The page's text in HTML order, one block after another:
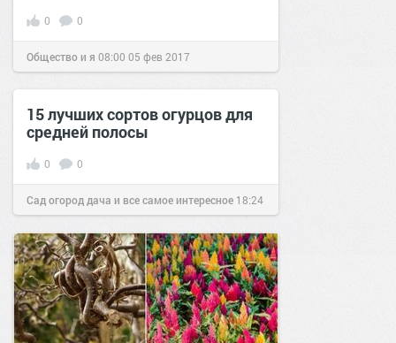
0 0
Общество и я 08:00 05 фев 2017
15 лучших сортов огурцов для
средней полосы
0 0
Сад огород дача и все самое интересное 18:24
10 май 2016